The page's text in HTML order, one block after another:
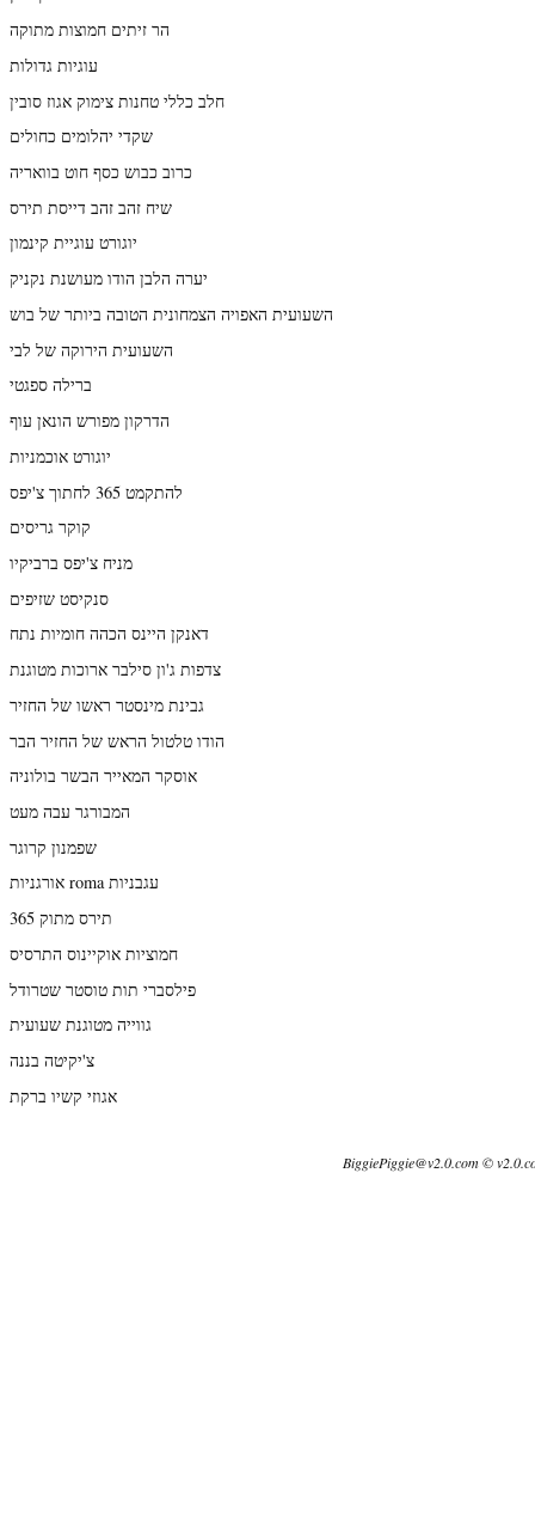
הר זיתים חמוצות מתוקה
עוגיות גדולות
חלב כללי טחנות צימוק אגוז סובין
שקדי יהלומים כחולים
כרוב כבוש כסף חוט בוואריה
שיח זהב זהב דייסת תירס
יוגורט עוגיית קינמון
יערה הלבן הודו מעושנת נקניק
השעועית האפויה הצמחונית הטובה ביותר של בוש
השעועית הירוקה של לבי
ברילה ספגטי
הדרקון מפורש הונאן עוף
יוגורט אוכמניות
להתקמט 365 לחתוך צ'יפס
קוקר גריסים
מניח צ'יפס ברביקיו
סנקיסט שזיפים
דאנקן היינס הכהה חומיות נתח
צדפות ג'ון סילבר ארוכות מטוגנת
גבינת מינסטר ראשו של החזיר
הודו טלטול הראש של החזיר הבר
אוסקר המאייר הבשר בולוניה
המבורגר עבה מעט
שפמנון קרוגר
אורגניות roma עגבניות
תירס מתוק 365
חמוציות אוקיינוס התרסיס
פילסברי תות טוסטר שטרודל
גווייה מטוגנת שעועית
צ'יקיטה בננה
אגוזי קשיו ברקת
BiggiePiggie@v2.0.com ©